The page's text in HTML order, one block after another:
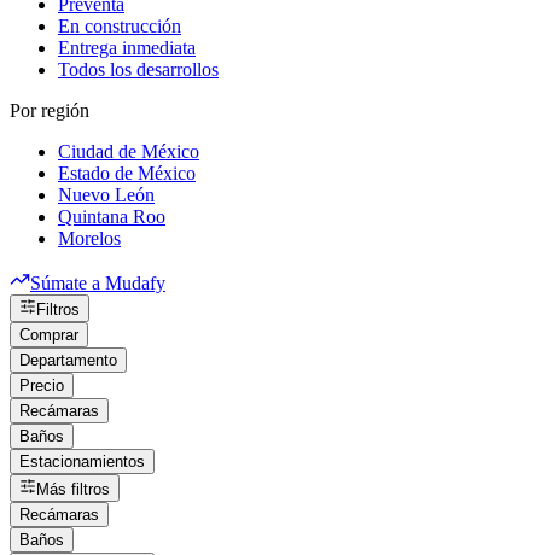
Preventa
En construcción
Entrega inmediata
Todos los desarrollos
Por región
Ciudad de México
Estado de México
Nuevo León
Quintana Roo
Morelos
Súmate a Mudafy
Filtros
Comprar
Departamento
Precio
Recámaras
Baños
Estacionamientos
Más filtros
Recámaras
Baños